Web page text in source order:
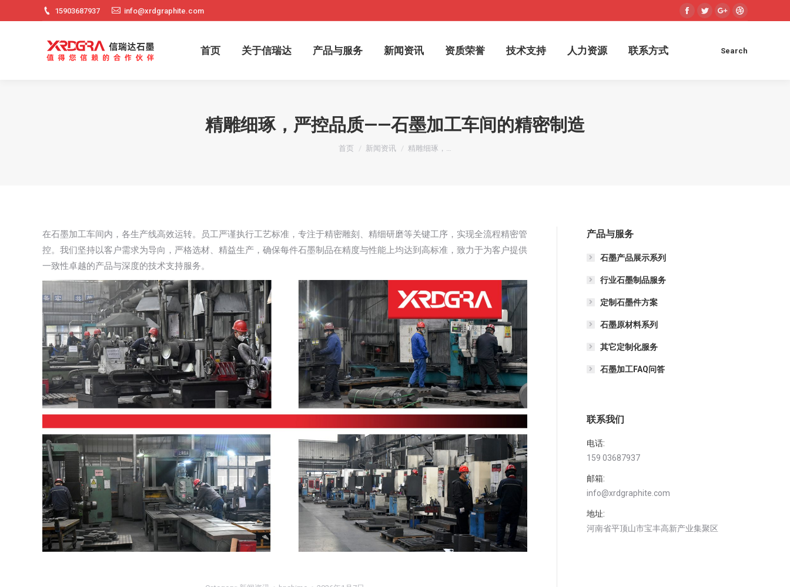
15903687937 info@xrdgraphite.com
Facebook
TwitterGoogle+Dribbble
首页 关于信瑞达 产品与服务 新闻资讯 资质荣誉 技术支持 人力资源 联系方式 Search:
Search
精雕细琢，严控品质——石墨加工车间的精密制造
您在这里：
首页 新闻资讯 精雕细琢，…
在石墨加工车间内，各生产线高效运转。员工严谨执行工艺标准，专注于精密雕刻、精细研磨等关键工序，实现全流程精密管
控。我们坚持以客户需求为导向，严格选材、精益生产，确保每件石墨制品在精度与性能上均达到高标准，致力于为客户提供
一致性卓越的产品与深度的技术支持服务。
产品与服务
石墨产品展示系列
行业石墨制品服务
定制石墨件方案
石墨原材料系列
其它定制化服务
石墨加工FAQ问答
联系我们
电话:
159 03687937
邮箱:
info@xrdgraphite.com
地址:
河南省平顶山市宝丰高新产业集聚区
首页 关于信瑞达 产品与服务 新闻资讯 资质荣誉 技术支持 人力资源 联系方式 Search:
Search